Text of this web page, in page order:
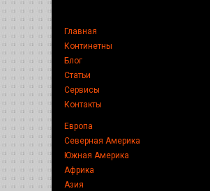
Главная
Континетны
Блог
Статьи
Сервисы
Контакты
Европа
Северная Америка
Южная Америка
Африка
Азия